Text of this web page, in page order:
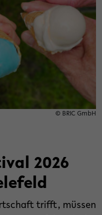
© BRIC GmbH
2026
trifft, müssen